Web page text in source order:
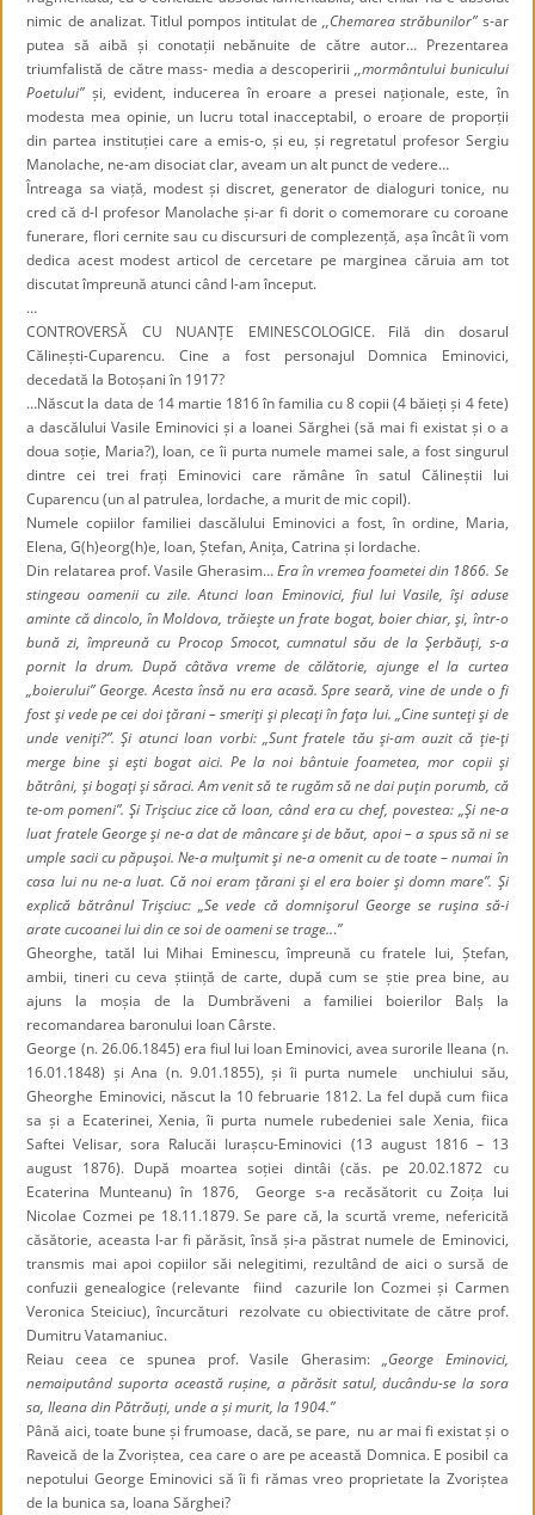
nimic de analizat. Titlul pompos intitulat de,,Chemarea străbunilor”s-ar
putea să aibă și conotații nebănuite de către autor… Prezentarea
triumfalistă de către mass- media a descoperirii ,,mormântului bunicului
Poetului”și, evident, inducerea în eroare a presei naționale, este, în
modesta mea opinie, un lucru total inacceptabil, o eroare de proporții
din partea instituției care a emis-o, și eu, și regretatul profesor Sergiu
Manolache, ne-am disociat clar, aveam un alt punct de vedere…
Întreaga sa viață, modest și discret, generator de dialoguri tonice, nu
cred că d-l profesor Manolache și-ar fi dorit o comemorare cu coroane
funerare, flori cernite sau cu discursuri de complezență, așa încât îi vom
dedica acest modest articol de cercetare pe marginea căruia am tot
discutat împreună atunci când l-am început.
…
CONTROVERSĂ CU NUANȚE EMINESCOLOGICE. Filă din dosarul
Călinești-Cuparencu. Cine a fost personajul Domnica Eminovici,
decedată la Botoșani în 1917?
…Născut la data de 14 martie 1816 în familia cu 8 copii (4 băieți și 4 fete)
a dascălului Vasile Eminovici și a Ioanei Sărghei (să mai fi existat și o a
doua soție, Maria?), Ioan, ce îi purta numele mamei sale, a fost singurul
dintre cei trei frați Eminovici care rămâne în satul Călineștii lui
Cuparencu (un al patrulea, Iordache, a murit de mic copil).
Numele copiilor familiei dascălului Eminovici a fost, în ordine, Maria,
Elena, G(h)eorg(h)e, Ioan, Ștefan, Anița, Catrina și Iordache.
Din relatarea prof. Vasile Gherasim…Era în vremea foametei din 1866. Se
stingeau oamenii cu zile. Atunci Ioan Eminovici, fiul lui Vasile, îşi aduse
aminte că dincolo, în Moldova, trăieşte un frate bogat, boier chiar, şi, într-o
bună zi, împreună cu Procop Smocot, cumnatul său de la Şerbăuţi, s-a
pornit la drum. După câtăva vreme de călătorie, ajunge el la curtea
„boierului” George. Acesta însă nu era acasă. Spre seară, vine de unde o fi
fost şi vede pe cei doi ţărani – smeriţi şi plecaţi în faţa lui. „Cine sunteţi şi de
unde veniţi?”. Şi atunci Ioan vorbi: „Sunt fratele tău şi-am auzit că ţie-ţi
merge bine şi eşti bogat aici. Pe la noi bântuie foametea, mor copii şi
bătrâni, şi bogaţi şi săraci. Am venit să te rugăm să ne dai puţin porumb, că
te-om pomeni”. Şi Trişciuc zice că Ioan, când era cu chef, povestea: „Şi ne-a
luat fratele George şi ne-a dat de mâncare şi de băut, apoi – a spus să ni se
umple sacii cu păpuşoi. Ne-a mulţumit şi ne-a omenit cu de toate – numai în
casa lui nu ne-a luat. Că noi eram ţărani şi el era boier şi domn mare”. Şi
explică bătrânul Trişciuc: „Se vede că domnişorul George se ruşina să-i
arate cucoanei lui din ce soi de oameni se trage...”
Gheorghe, tatăl lui Mihai Eminescu, împreună cu fratele lui, Ștefan,
ambii, tineri cu ceva știință de carte, după cum se știe prea bine, au
ajuns la moșia de la Dumbrăveni a familiei boierilor Balș la
recomandarea baronului Ioan Cârste.
George (n. 26.06.1845) era fiul lui Ioan Eminovici, avea surorile Ileana (n.
16.01.1848) și Ana (n. 9.01.1855), și îi purta numele unchiului său,
Gheorghe Eminovici, născut la 10 februarie 1812. La fel după cum fiica
sa și a Ecaterinei, Xenia, îi purta numele rubedeniei sale Xenia, fiica
Saftei Velisar, sora Ralucăi Iurașcu-Eminovici (13 august 1816 – 13
august 1876). După moartea soției dintâi (căs. pe 20.02.1872 cu
Ecaterina Munteanu) în 1876, George s-a recăsătorit cu Zoița lui
Nicolae Cozmei pe 18.11.1879. Se pare că, la scurtă vreme, nefericită
căsătorie, aceasta l-ar fi părăsit, însă și-a păstrat numele de Eminovici,
transmis mai apoi copiilor săi nelegitimi, rezultând de aici o sursă de
confuzii genealogice (relevante fiind cazurile Ion Cozmei și Carmen
Veronica Steiciuc), încurcături rezolvate cu obiectivitate de către prof.
Dumitru Vatamaniuc.
Reiau ceea ce spunea prof. Vasile Gherasim: „George Eminovici,
nemaiputând suporta această rușine, a părăsit satul, ducându-se la sora
sa, Ileana din Pătrăuți, unde a și murit, la 1904.”
Până aici, toate bune și frumoase, dacă, se pare, nu ar mai fi existat și o
Raveică de la Zvoriștea, cea care o are pe această Domnica. E posibil ca
nepotului George Eminovici să îi fi rămas vreo proprietate la Zvoriștea
de la bunica sa, Ioana Sărghei?